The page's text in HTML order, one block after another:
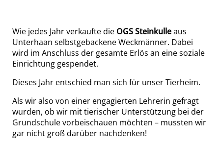
Wie jedes Jahr verkaufte die OGS Steinkulleaus
Unterhaan selbstgebackene Weckmänner. Dabei
wird im Anschluss der gesamte Erlös an eine soziale
Einrichtung gespendet.
Dieses Jahr entschied man sich für unser Tierheim.
Als wir also von einer engagierten Lehrerin gefragt
wurden, ob wir mit tierischer Unterstützung bei der
Grundschule vorbeischauen möchten – mussten wir
gar nicht groß darüber nachdenken!